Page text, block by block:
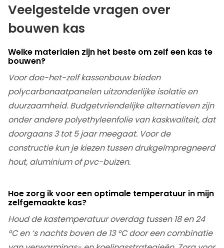
Veelgestelde vragen over
bouwen kas
Welke materialen zijn het beste om zelf een kas te
bouwen?
Voor doe-het-zelf kassenbouw bieden
polycarbonaatpanelen uitzonderlijke isolatie en
duurzaamheid. Budgetvriendelijke alternatieven zijn
onder andere polyethyleenfolie van kaskwaliteit, dat
doorgaans 3 tot 5 jaar meegaat. Voor de
constructie kun je kiezen tussen drukgeïmpregneerd
hout, aluminium of pvc-buizen.
Hoe zorg ik voor een optimale temperatuur in mijn
zelfgemaakte kas?
Houd de kastemperatuur overdag tussen 18 en 24
°C en ‘s nachts boven de 13 °C door een combinatie